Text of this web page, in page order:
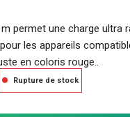
permet une charge ultra
les appareils
en coloris rouge..
Rupture de stock